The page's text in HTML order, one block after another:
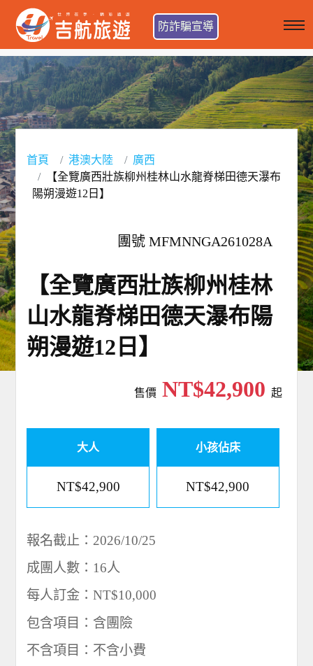
防詐騙宣導
首頁 港澳大陸
廣西
【全覽廣西壯族柳州桂林山水龍脊梯田德天瀑布
陽朔漫遊12日】
團號 MFMNNGA261028A
【全覽廣西壯族柳州桂林
山水龍脊梯田德天瀑布陽
朔漫遊12日】
售價NT$42,900 起
大人
NT$42,900
小孩佔床
NT$42,900
報名截止：2026/10/25
成團人數：16人
每人訂金：NT$10,000
包含項目：含團險
不含項目：不含小費